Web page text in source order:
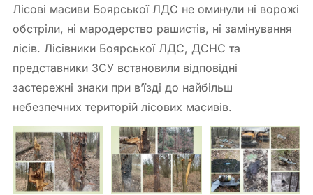
Лісові масиви Боярської ЛДС не оминули ні ворожі
обстріли, ні мародерство рашистів, ні замінування
лісів. Лісівники Боярської ЛДС, ДСНС та
представники ЗСУ встановили відповідні
застережні знаки при в’їзді до найбільш
небезпечних територій лісових масивів.